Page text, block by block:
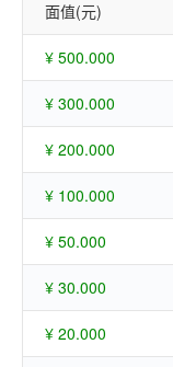
面值(元)
¥ 500.000
¥ 300.000
¥ 200.000
¥ 100.000
¥ 50.000
¥ 30.000
¥ 20.000